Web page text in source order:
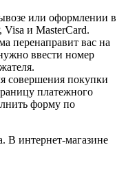
или оформлении в
и MasterCard.
перенаправит вас на
ввести номер
совершения покупки
платежного
форму по
В интернет-магазине